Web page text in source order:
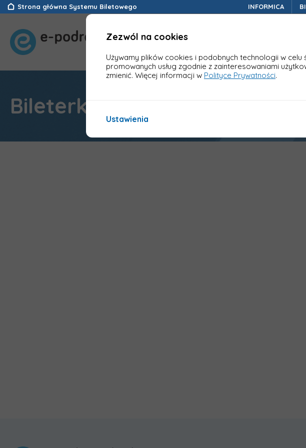
Strona główna Systemu Biletowego INFORMICA
Bileterka e-podróżnik Nano
Zezwól na cookies
Używamy plików cookies i podobnych technologii w celu
promowanych usług zgodnie z zainteresowaniami
zmienić. Więcej informacji w Polityce Prywatności.
Ustawienia